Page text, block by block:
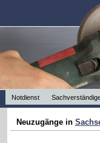
Notdienst
Neuzugänge in